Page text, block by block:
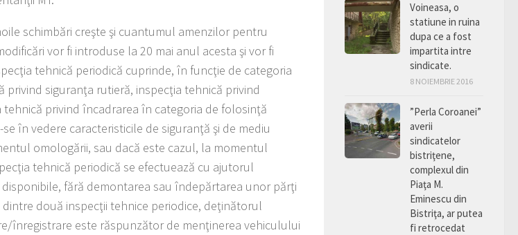
schimbări creşte şi cuantumul amenzilor pentru
vor fi introduse la 20 mai anul acesta şi vor fi
tehnică periodică cuprinde, în funcţie de categoria
privind siguranţa rutieră, inspecţia tehnică privind
privind încadrarea în categoria de folosinţă
în vedere caracteristicile de siguranţă şi de mediu
omologării, sau dacă este cazul, la momentul
tehnică periodică se efectuează cu ajutorul
fără demontarea sau îndepărtarea unor părţi
două inspecţii tehnice periodice, deţinătorul
înregistrare este răspunzător de menţinerea vehiculului
Voineasa, o
statiune in ruina
dupa ce a fost
impartita intre
sindicate.
8 NOIEMBRIE 2016
”Perla Coroanei”
averii
sindicatelor
bistriţene,
complexul din
Piaţa M.
Eminescu din
Bistriţa, ar putea
fi retrocedat